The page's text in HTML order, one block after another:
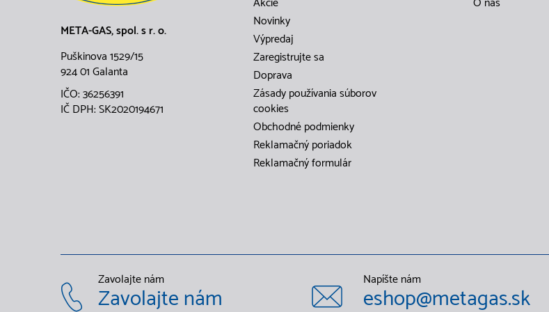
META-GAS, spol. s r. o.
Puškinova 1529/15
924 01 Galanta
IČO: 36256391
IČ DPH: SK2020194671
Novinky
Výpredaj
Zaregistrujte sa
Doprava
Zásady používania súborov
cookies
Obchodné podmienky
Reklamačný poriadok
Reklamačný formulár
Zavolajte nám
Zavolajte nám
Napíšte nám
eshop@metagas.sk